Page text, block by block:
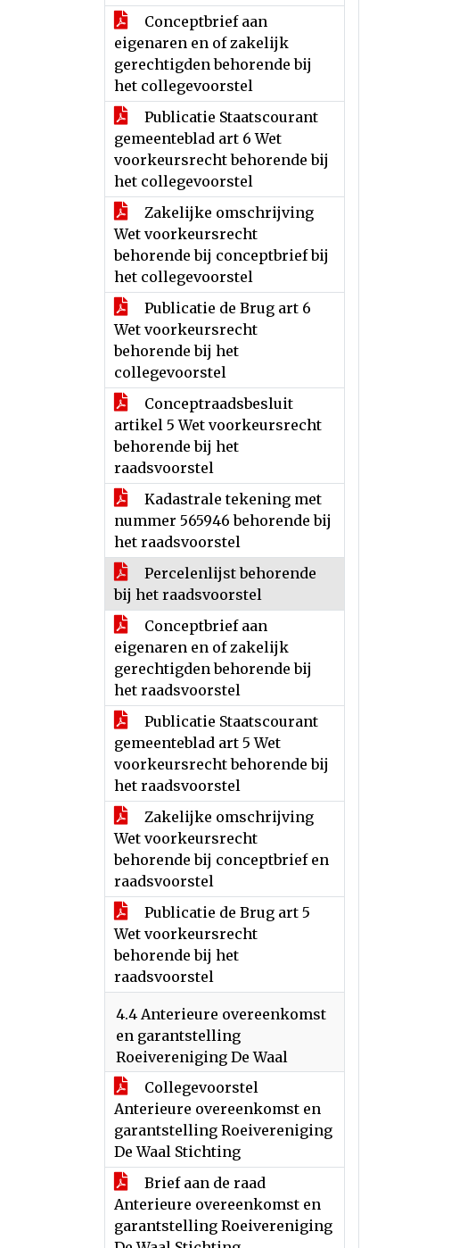
Conceptbrief aan
eigenaren en of zakelijk
gerechtigden behorende bij
het collegevoorstel
Publicatie Staatscourant
gemeenteblad art 6 Wet
voorkeursrecht behorende bij
het collegevoorstel
Zakelijke omschrijving
Wet voorkeursrecht
behorende bij conceptbrief bij
het collegevoorstel
Publicatie de Brug art 6
Wet voorkeursrecht
behorende bij het
collegevoorstel
Conceptraadsbesluit
artikel 5 Wet voorkeursrecht
behorende bij het
raadsvoorstel
Kadastrale tekening met
nummer 565946 behorende bij
het raadsvoorstel
Percelenlijst behorende
bij het raadsvoorstel
Conceptbrief aan
eigenaren en of zakelijk
gerechtigden behorende bij
het raadsvoorstel
Publicatie Staatscourant
gemeenteblad art 5 Wet
voorkeursrecht behorende bij
het raadsvoorstel
Zakelijke omschrijving
Wet voorkeursrecht
behorende bij conceptbrief en
raadsvoorstel
Publicatie de Brug art 5
Wet voorkeursrecht
behorende bij het
raadsvoorstel
4.4 Anterieure overeenkomst
en garantstelling
Roeivereniging De Waal
Collegevoorstel
Anterieure overeenkomst en
garantstelling Roeivereniging
De Waal Stichting
Brief aan de raad
Anterieure overeenkomst en
garantstelling Roeivereniging